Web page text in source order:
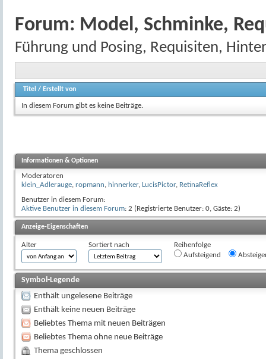
Forum: Model, Schminke,
Führung und Posing, Requisiten,
Titel / Erstellt von
In diesem Forum gibt es keine Beiträge.
Informationen & Optionen
Moderatoren
klein_Adlerauge, ropmann, hinnerker, LucisPictor, RetinaReflex
Benutzer in diesem Forum:
Aktive Benutzer in diesem Forum: 2 (Registrierte Benutzer: 0, Gäste: 2)
Anzeige-Eigenschaften
Alter Sortiert nach
Reihenfolge
Aufsteigend
Symbol-Legende
Enthält ungelesene Beiträge
Enthält keine neuen Beiträge
Beliebtes Thema mit neuen Beiträgen
Beliebtes Thema ohne neue Beiträge
Thema geschlossen